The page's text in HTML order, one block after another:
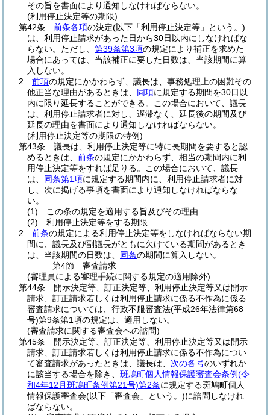
その旨を書面により通知しなければならない。
(利用停止決定等の期限)
第42条
前条各項の決定(以下「利用停止決定等」という。)
は、利用停止請求があった日から30日以内にしなければな
らない。 ただし、 第39条第3項の規定により補正を求めた
場合にあっては、当該補正に要した日数は、当該期間に算
入しない。
2
前項の規定にかかわらず、議長は、事務処理上の困難その
他正当な理由があるときは、 同項に規定する期間を30日以
内に限り延長することができる。
この場合において、議長
は、利用停止請求者に対し、遅滞なく、延長後の期間及び
延長の理由を書面により通知しなければならない。
(利用停止決定等の期限の特例)
第43条
議長は、利用停止決定等に特に長期間を要すると認
めるときは、 前条の規定にかかわらず、相当の期間内に利
用停止決定等をすれば足りる。
この場合において、議長
は、 同条第1項に規定する期間内に、利用停止請求者に対
し、次に掲げる事項を書面により通知しなければならな
い。
(1)
この条の規定を適用する旨及びその理由
(2)
利用停止決定等をする期限
2
前条の規定による利用停止決定等をしなければならない期
間に、議長及び副議長がともに欠けている期間があるとき
は、当該期間の日数は、 同条の期間に算入しない。
第4節
審査請求
(審理員による審理手続に関する規定の適用除外)
第44条
開示決定等、訂正決定等、利用停止決定等又は開示
請求、訂正請求若しくは利用停止請求に係る不作為に係る
審査請求については、行政不服審査法(平成26年法律第68
号)第9条第1項の規定は、適用しない。
(審査請求に関する審査会への諮問)
第45条
開示決定等、訂正決定等、利用停止決定等又は開示
請求、訂正請求若しくは利用停止請求に係る不作為につい
て審査請求があったときは、議長は、 次の各号のいずれか
に該当する場合を除き、 斑鳩町個人情報保護審査会条例(令
和4年12月斑鳩町条例第21号)第2条に規定する斑鳩町個人
情報保護審査会(以下「審査会」という。)に諮問しなけれ
ばならない。